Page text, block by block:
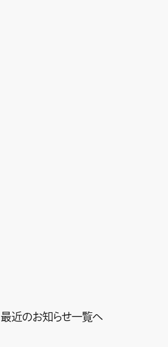
最近のお知らせ一覧へ